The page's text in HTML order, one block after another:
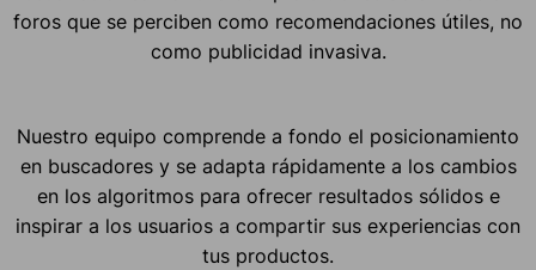
foros que se perciben como recomendaciones útiles, no
como publicidad invasiva.
Nuestro equipo comprende a fondo el posicionamiento
en buscadores y se adapta rápidamente a los cambios
en los algoritmos para ofrecer resultados sólidos e
inspirar a los usuarios a compartir sus experiencias con
tus productos.